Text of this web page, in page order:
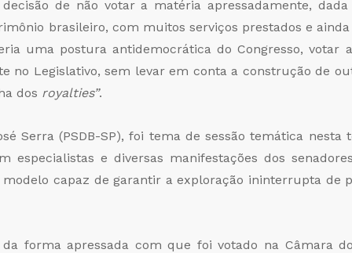
de não votar a matéria apressadamente,
brasileiro, com muitos serviços prestados e
uma postura antidemocrática do Congresso, votar
no Legislativo, sem levar em conta a construção de
dos royalties”.
Serra (PSDB-SP), foi tema de sessão temática
especialistas e diversas manifestações dos
capaz de garantir a exploração ininterrupta de
forma apressada com que foi votado na Câmara